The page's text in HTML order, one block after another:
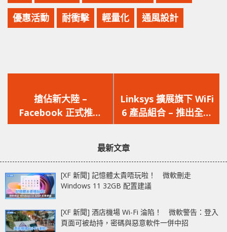
優惠活動 耐衝擊 輕量化 通風設計
一
篇
文
搶佔新大陸 –
Facebook 正式推出
Instagram Reels 與
一
篇
文
Linksys 擴展旗下 WiFi
6 產品組合 – 推出全新
MR9600 雙頻 Mesh 路
最新文章
[XF 新聞] 記憶體太貴唔玩啦！ 微軟刪走
Windows 11 32GB 配置建議
[XF 新聞] 酒店機場 Wi-Fi 淪陷！ 微軟警告：登入
頁面可被劫持，密碼與惡意軟件一併中招